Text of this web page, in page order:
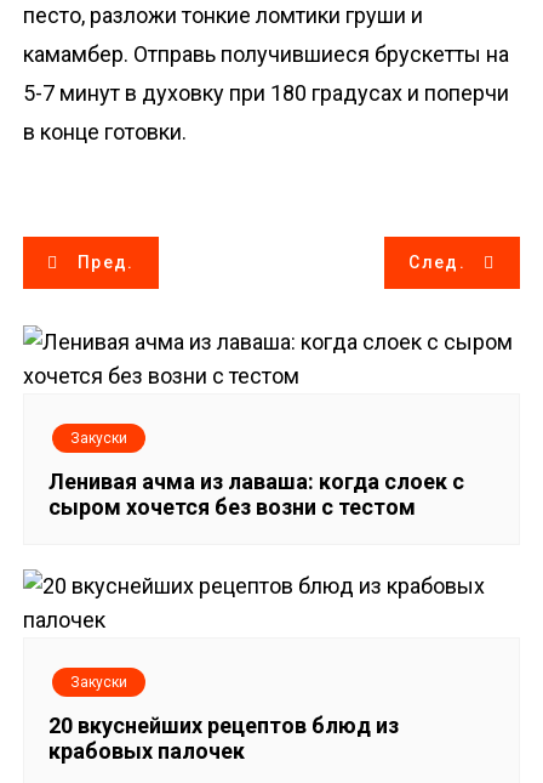
песто, разложи тонкие ломтики груши и
камамбер. Отправь получившиеся брускетты на
5-7 минут в духовку при 180 градусах и поперчи
в конце готовки.
Н
а
в
ц
и
Пред. След.
Закуски
Ленивая ачма из лаваша: когда слоек с
сыром хочется без возни с тестом
Закуски
20 вкуснейших рецептов блюд из
крабовых палочек